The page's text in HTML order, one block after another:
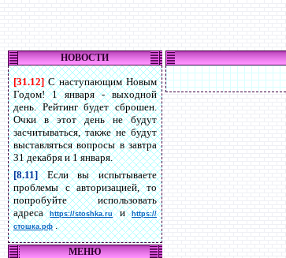
НОВОСТИ
[31.12]С наступающим Новым
Годом! 1 января - выходной
день. Рейтинг будет сброшен.
Очки в этот день не будут
засчитываться, также не будут
выставляться вопросы в завтра
31 декабря и 1 января.
[8.11]Если вы испытываете
проблемы с авторизацией, то
попробуйте использовать
адресаhttps://stoshka.ruиhttps://
стошка.рф.
МЕНЮ